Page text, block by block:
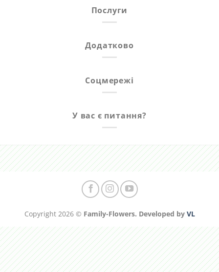
Послуги
Додатково
Соцмережі
У вас є питання?
Copyright 2026 © Family-Flowers. Developed by VL